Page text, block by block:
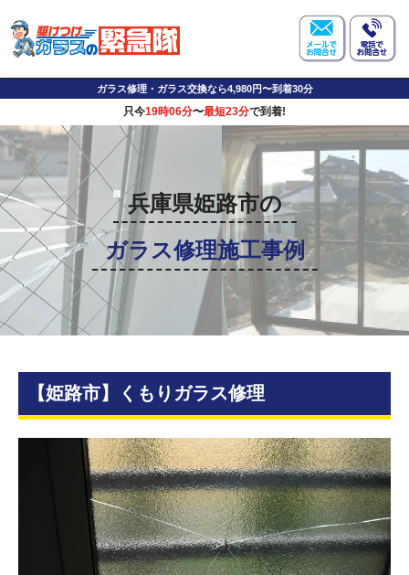
ガラス修理・ガラス交換なら4,980円〜到着30分
只今19時06分〜最短23分で到着!
兵庫県姫路市の
ガラス修理施工事例
【姫路市】くもりガラス修理